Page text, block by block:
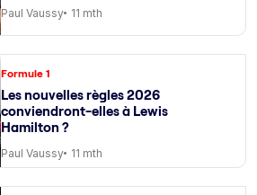
Paul Vaussy 11 mth
Formule 1
Les nouvelles règles 2026
conviendront-elles à Lewis
Hamilton ?
Paul Vaussy 11 mth